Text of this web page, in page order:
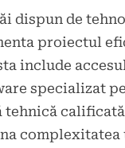
dispun de
proiectul
include
specializat
tehnică
complexitatea